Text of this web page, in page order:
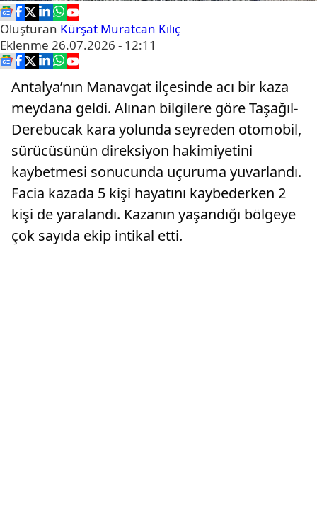
Oluşturan Kürşat Muratcan Kılıç
Eklenme 26.07.2026 - 12:11
Antalya’nın Manavgat ilçesinde acı bir kaza
meydana geldi. Alınan bilgilere göre Taşağıl-
Derebucak kara yolunda seyreden otomobil,
sürücüsünün direksiyon hakimiyetini
kaybetmesi sonucunda uçuruma yuvarlandı.
Facia kazada 5 kişi hayatını kaybederken 2
kişi de yaralandı. Kazanın yaşandığı bölgeye
çok sayıda ekip intikal etti.